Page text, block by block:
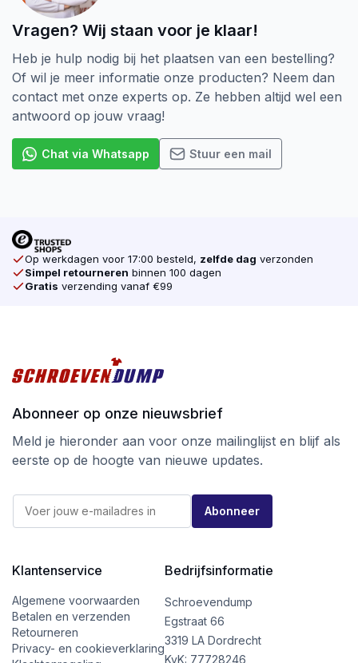
Vragen? Wij staan voor je klaar!
Heb je hulp nodig bij het plaatsen van een bestelling?
Of wil je meer informatie onze producten? Neem dan
contact met onze experts op. Ze hebben altijd wel een
antwoord op jouw vraag!
Chat via Whatsapp Stuur een mail
Op werkdagen voor 17:00 besteld, zelfde dag verzonden
Simpel retourneren binnen 100 dagen
Gratis verzending vanaf €99
Abonneer op onze nieuwsbrief
Meld je hieronder aan voor onze mailinglijst en blijf als
eerste op de hoogte van nieuwe updates.
a
*
E
m
l
Abonneer
Klantenservice
Algemene voorwaarden
Betalen en verzenden
Retourneren
Privacy- en cookieverklaring
Bedrijfsinformatie
Schroevendump
Egstraat 66
3319 LA Dordrecht
KvK: 77728246